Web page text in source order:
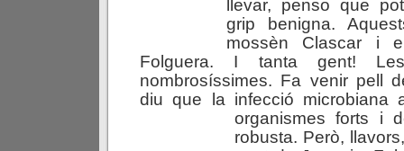
llevar, penso que
grip benigna.
mossèn Clascar i
Folguera. I tanta gent!
nombrosíssimes. Fa venir pell
diu que la infecció microbiana
organismes forts i
robusta. Però,